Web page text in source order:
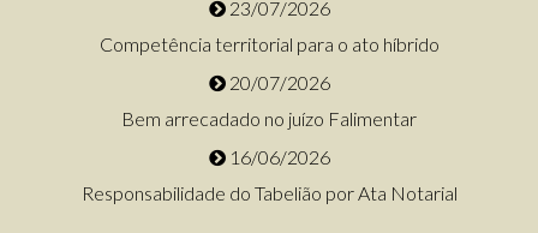
23/07/2026
Competência territorial para o ato híbrido
20/07/2026
Bem arrecadado no juízo Falimentar
16/06/2026
Responsabilidade do Tabelião por Ata Notarial